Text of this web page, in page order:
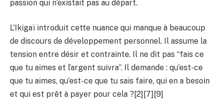
passion qui n’existait pas au départ.
L’Ikigaï introduit cette nuance qui manque à beaucoup
de discours de développement personnel. Il assume la
tension entre désir et contrainte. Il ne dit pas “fais ce
que tu aimes et l’argent suivra”. Il demande : qu’est-ce
que tu aimes, qu’est-ce que tu sais faire, qui en a besoin
et qui est prêt à payer pour cela ?[2][7][9]